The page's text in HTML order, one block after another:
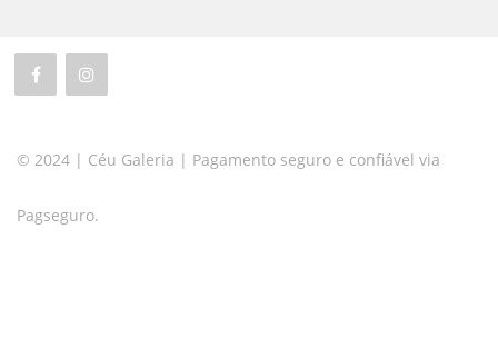
© 2024 | Céu Galeria | Pagamento seguro e confiável via
Pagseguro.